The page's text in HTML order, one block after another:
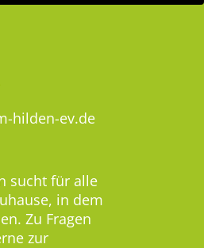
hilden-ev.de
sucht für alle
in dem
Zu Fragen
zur